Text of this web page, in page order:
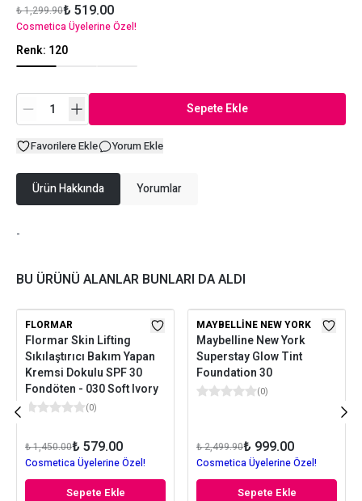
₺ 1,299.90₺ 519.00
Cosmetica Üyelerine Özel!
Renk: 120
Sepete Ekle
Favorilere Ekle Yorum Ekle
Ürün Hakkında Yorumlar
-
BU ÜRÜNÜ ALANLAR BUNLARI DA ALDI
FLORMAR
Flormar Skin Lifting
Sıkılaştırıcı Bakım Yapan
Kremsi Dokulu SPF 30
Fondöten - 030 Soft Ivory
(0)
₺ 1,450.00₺ 579.00
Cosmetica Üyelerine Özel!
Sepete Ekle
MAYBELLINE NEW YORK
Maybelline New York
Superstay Glow Tint
Foundation 30
(0)
₺ 2,499.90₺ 999.00
Cosmetica Üyelerine Özel!
Sepete Ekle